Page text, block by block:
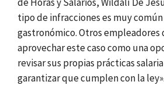
tipo de infracciones es muy
gastronómico. Otros empleadores
aprovechar este caso como una
revisar sus propias prácticas
garantizar que cumplen con la ley».